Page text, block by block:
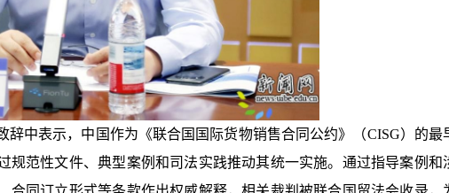
辞中表示，中国作为《联合国国际货物销售合同公约》（CISG）的最
规范性文件、典型案例和司法实践推动其统一实施。通过指导案例和